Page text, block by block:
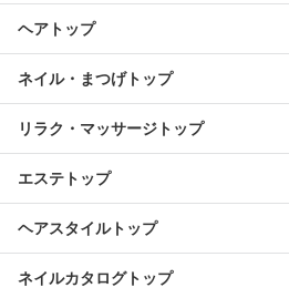
ヘアトップ
ネイル・まつげトップ
リラク・マッサージトップ
エステトップ
ヘアスタイルトップ
ネイルカタログトップ